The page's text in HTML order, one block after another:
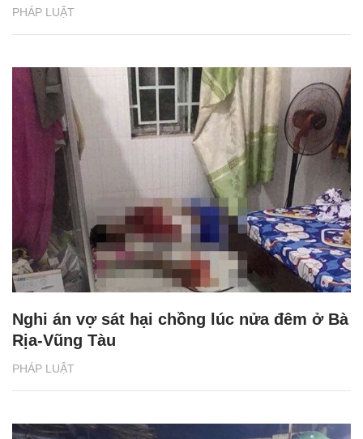
PHÁP LUẬT
PHÁP LUẬT
Nghi án vợ sát hại chồng lúc nửa đêm ở Bà
Rịa-Vũng Tàu